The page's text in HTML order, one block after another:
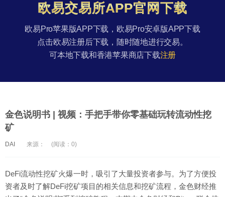
欧易交易所APP官网下载
欧易Pro苹果版APP下载，欧易Pro安卓版APP下载
点击欧易注册后下载，随时随地进行交易。
可本地下载和香港苹果商店下载注册
金色说明书 | 视频：手把手带你零基础玩转流动性挖
矿
DAI 来源： (阅读：0)
DeFi流动性挖矿火爆一时，吸引了大量投资者参与。为了方便投
资者及时了解DeFi挖矿项目的相关信息和挖矿流程，金色财经推